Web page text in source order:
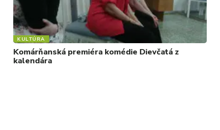
KULTÚRA
Komárňanská premiéra komédie Dievčatá z
kalendára